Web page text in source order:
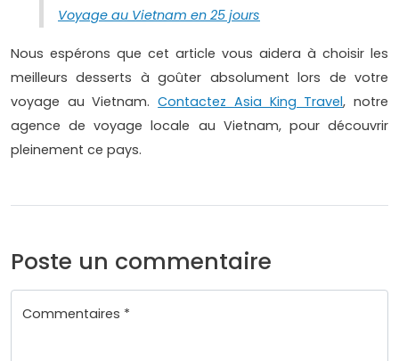
Voyage au Vietnam en 25 jours
Nous espérons que cet article vous aidera à choisir les
meilleurs desserts à goûter absolument lors de votre
voyage au Vietnam.Contactez Asia King Travel, notre
agence de voyage locale au Vietnam, pour découvrir
pleinement ce pays.
Poste un commentaire
Commentaires *